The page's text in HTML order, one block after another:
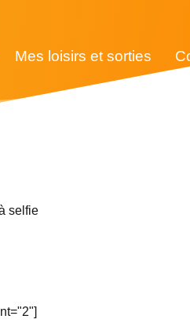
Mes loisirs et sorties
selfie